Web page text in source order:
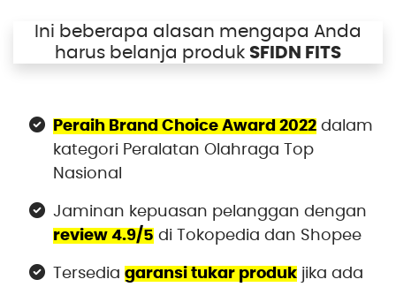
Ini beberapa alasan mengapa Anda
harus belanja produk SFIDN FITS
Peraih Brand Choice Award 2022 dalam
kategori Peralatan Olahraga Top
Nasional
Jaminan kepuasan pelanggan dengan
review 4.9/5 di Tokopedia dan Shopee
Tersedia garansi tukar produk jika ada